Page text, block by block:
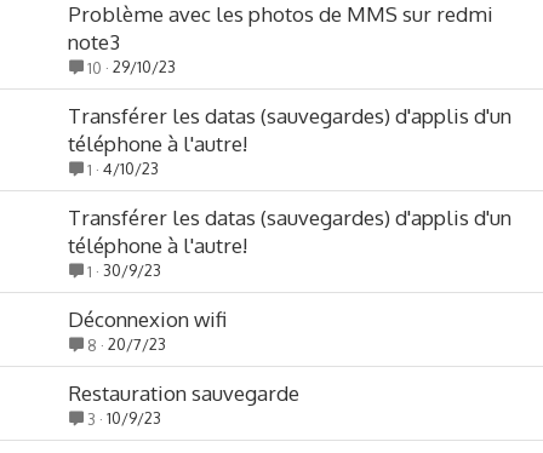
Problème avec les photos de MMS sur redmi
note3
10 29/10/23
Transférer les datas (sauvegardes) d'applis d'un
téléphone à l'autre!
1 4/10/23
Transférer les datas (sauvegardes) d'applis d'un
téléphone à l'autre!
1 30/9/23
Déconnexion wifi
8 20/7/23
Restauration sauvegarde
3 10/9/23